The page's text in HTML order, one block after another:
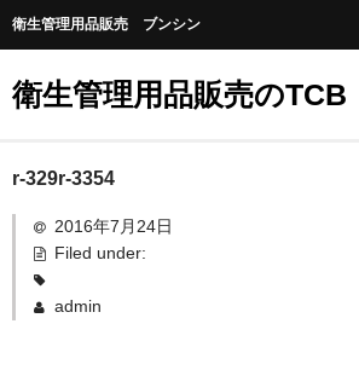
衛生管理用品販売 ブンシン
衛生管理用品販売のTCB
お勧め商品
医薬品
r-329r-3354
2016年7月24日
Filed under:
admin